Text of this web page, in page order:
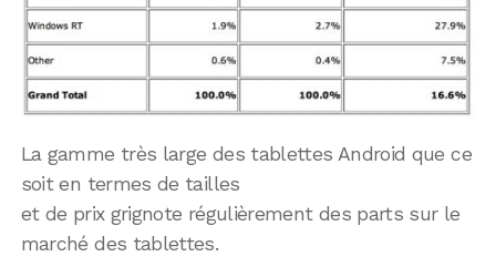
La gamme très large des tablettes Android que ce
soit en termes de tailles
et de prix grignote régulièrement des parts sur le
marché des tablettes.